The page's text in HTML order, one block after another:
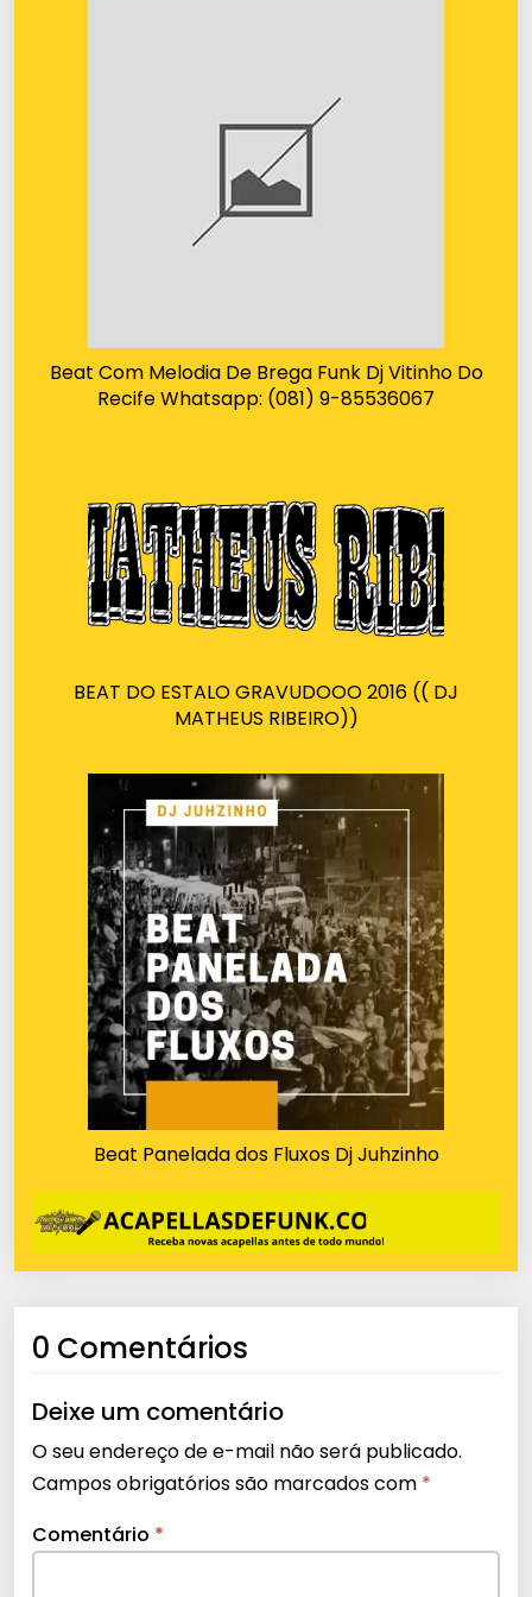
Beat Com Melodia De Brega Funk Dj Vitinho Do
Recife Whatsapp: (081) 9-85536067
BEAT DO ESTALO GRAVUDOOO 2016 (( DJ
MATHEUS RIBEIRO))
Beat Panelada dos Fluxos Dj Juhzinho
0 Comentários
Deixe um comentário
O seu endereço de e-mail não será publicado.
Campos obrigatórios são marcados com *
Comentário *